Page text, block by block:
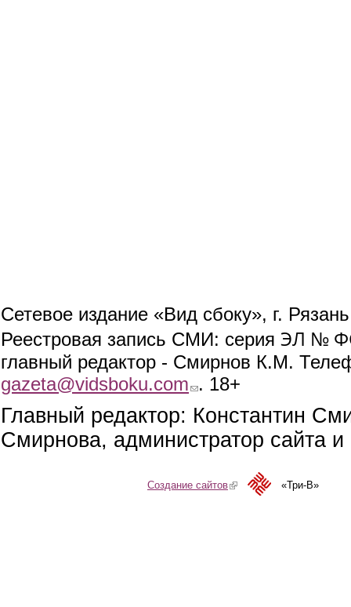
Сетевое издание «Вид сбоку», г.
Реестровая запись СМИ: серия ЭЛ №
главный редактор - Смирнов К.М.
gazeta@vidsboku.com (link sends e-mail)
. 18+
Главный редактор: Константин
Смирнова, администратор сайта
Создание сайтов(link is external)«Три-В»